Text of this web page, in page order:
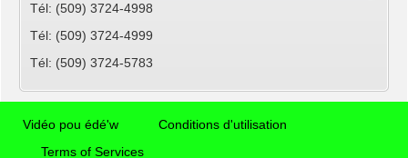
Tél: (509) 3724-4998
Tél: (509) 3724-4999
Tél: (509) 3724-5783
Vidéo pou édé'w
Conditions d'utilisation
Terms of Services